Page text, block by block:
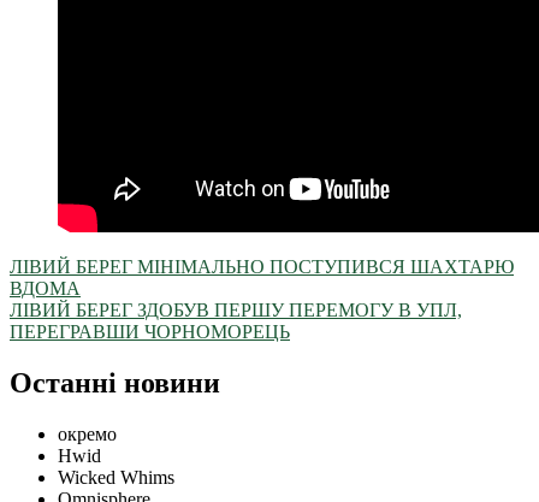
ЛІВИЙ БЕРЕГ МІНІМАЛЬНО ПОСТУПИВСЯ ШАХТАРЮ
ВДОМА
ЛІВИЙ БЕРЕГ ЗДОБУВ ПЕРШУ ПЕРЕМОГУ В УПЛ,
ПЕРЕГРАВШИ ЧОРНОМОРЕЦЬ
Останні новини
окремо
Hwid
Wicked Whims